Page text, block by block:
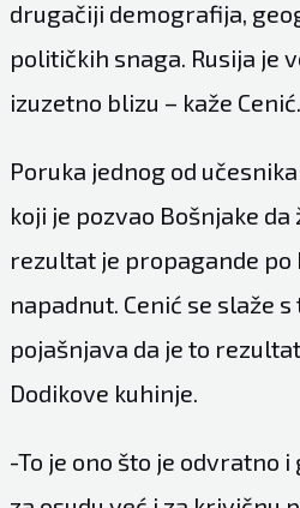
drugačiji demografija,
političkih snaga. Rusija je
izuzetno blizu – kaže Cenić.
Poruka jednog od
koji je pozvao Bošnjake
rezultat je propagande po
napadnut. Cenić se slaže
pojašnjava da je to
Dodikove kuhinje.
-To je ono što je odvratno i